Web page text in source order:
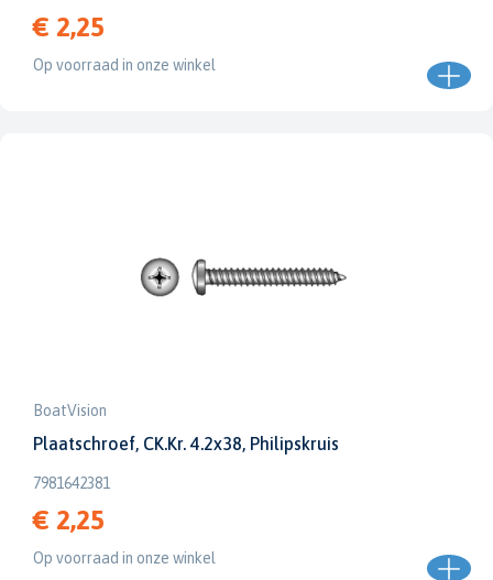
€ 2,25
Op voorraad in onze winkel
BoatVision
Plaatschroef, CK.Kr. 4.2x38, Philipskruis
7981642381
€ 2,25
Op voorraad in onze winkel